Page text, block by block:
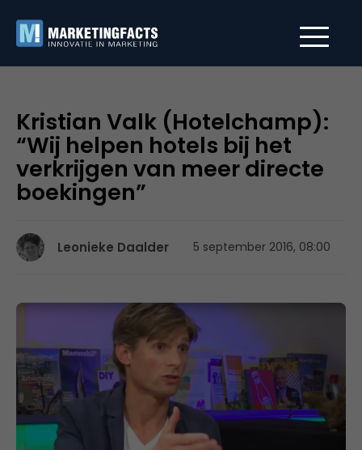
Kristian Valk (Hotelchamp):
“Wij helpen hotels bij het
verkrijgen van meer directe
boekingen”
Leonieke Daalder 5 september 2016, 08:00